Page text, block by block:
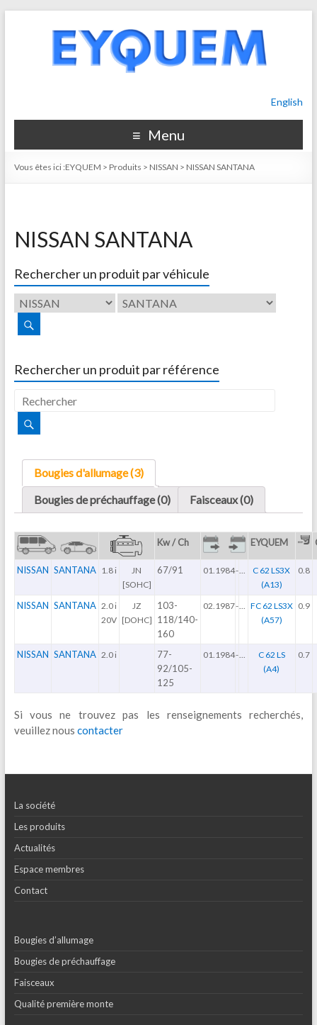
English
Menu
Vous êtes ici :EYQUEM > Produits > NISSAN > NISSAN SANTANA
NISSAN SANTANA
Rechercher un produit par véhicule
Rechercher un produit par référence
Bougies d'allumage (3)
Bougies de préchauffage (0)
Faisceaux (0)
Kw / Ch EYQUEM
NISSAN SANTANA 1.8 i
JN
[SOHC]
67/91 01.1984-
C 62 LS3X
(A13)
0.8
NISSAN SANTANA 2.0 i
20V
JZ
[DOHC]
103-
118/140-
160
02.1987-
FC 62 LS3X
(A57)
0.9
NISSAN SANTANA 2.0 i
77-
92/105-
125
01.1984-
C 62 LS
(A4)
0.7
Si vous ne trouvez pas les renseignements recherchés,
veuillez nous contacter
La société
Les produits
Actualités
Espace membres
Contact
Bougies d’allumage
Bougies de préchauffage
Faisceaux
Qualité première monte